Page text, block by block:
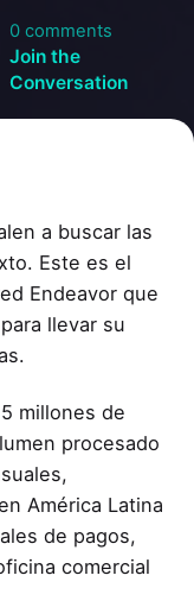
0 comments
Join the
Conversation
a buscar las
Este es el
Endeavor que
llevar su
millones de
procesado
América Latina
de pagos,
comercial